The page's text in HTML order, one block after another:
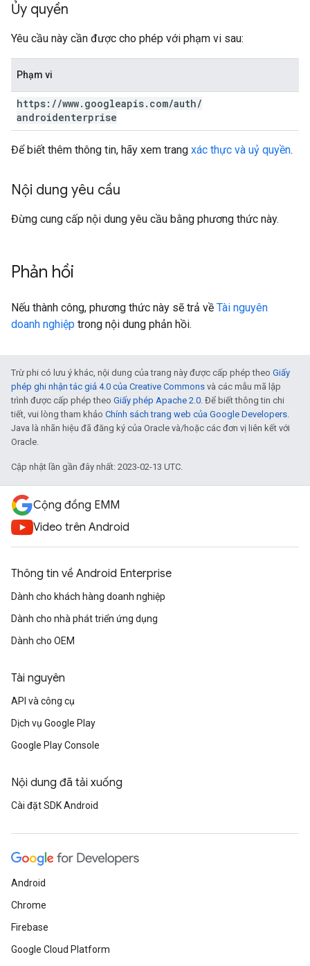
Ủy quyền
Yêu cầu này cần được cho phép với phạm vi sau:
Phạm vi
https: //www. googleapis. com/auth/
androidenterprise
Để biết thêm thông tin, hãy xem trang xác thực và uỷ quyền.
Nội dung yêu cầu
Đừng cung cấp nội dung yêu cầu bằng phương thức này.
Phản hồi
Nếu thành công, phương thức này sẽ trả về Tài nguyên
doanh nghiệp trong nội dung phản hồi.
Trừ phi có lưu ý khác, nội dung của trang này được cấp phép theo Giấy
phép ghi nhận tác giả 4.0 của Creative Commons và các mẫu mã lập
trình được cấp phép theo Giấy phép Apache 2.0. Để biết thông tin chi
tiết, vui lòng tham khảo Chính sách trang web của Google Developers.
Java là nhãn hiệu đã đăng ký của Oracle và/hoặc các đơn vị liên kết với
Oracle.
Cập nhật lần gần đây nhất: 2023-02-13 UTC.
Cộng đồng EMM
Video trên Android
Thông tin về Android Enterprise
Dành cho khách hàng doanh nghiệp
Dành cho nhà phát triển ứng dụng
Dành cho OEM
Tài nguyên
API và công cụ
Dịch vụ Google Play
Google Play Console
Nội dung đã tải xuống
Cài đặt SDK Android
Android
Chrome
Firebase
Google Cloud Platform